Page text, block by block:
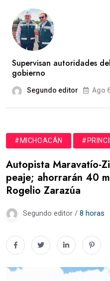
Supervisan autoridades
gobierno
Segundo editor Ago
#MICHOACÁN
Autopista Maravatío-
peaje; ahorrarán 40
Rogelio Zarazúa
Segundo editor / 8 horas